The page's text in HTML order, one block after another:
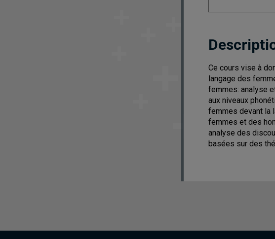
Ce cours vise à
langage des
femmes: analyse
aux niveaux
femmes devant la
femmes et des
analyse des
basées sur des